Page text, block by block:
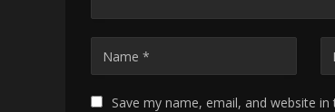
Save my name, email, and website